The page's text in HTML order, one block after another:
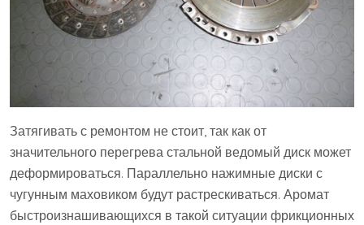
Затягивать с ремонтом не стоит, так как от
значительного перегрева стальной ведомый диск может
деформироваться. Параллельно нажимные диски с
чугунным маховиком будут растрескиваться. Аромат
быстроизнашивающихся в такой ситуации фрикционных